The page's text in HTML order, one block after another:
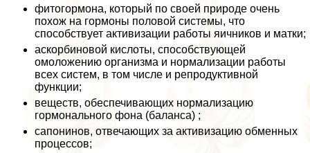
фитогормона, который по своей природе очень
похож на гормоны пoлoвoй системы, что
способствует активизации работы яичников и матки;
аскорбиновой кислоты, способствующей
омоложению организма и нормализации работы
всех систем, в том числе и репродуктивной
функции;
веществ, обеспечивающих нормализацию
гормонального фона (баланса) ;
сапонинов, отвечающих за активизацию обменных
процессов;